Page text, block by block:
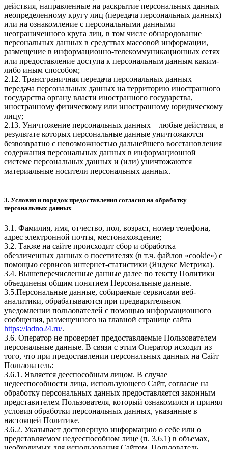
действия, направленные на раскрытие персональных данных
неопределенному кругу лиц (передача персональных данных)
или на ознакомление с персональными данными
неограниченного круга лиц, в том числе обнародование
персональных данных в средствах массовой информации,
размещение в информационно-телекоммуникационных сетях
или предоставление доступа к персональным данным каким-
либо иным способом;
2.12. Трансграничная передача персональных данных –
передача персональных данных на территорию иностранного
государства органу власти иностранного государства,
иностранному физическому или иностранному юридическому
лицу;
2.13. Уничтожение персональных данных – любые действия, в
результате которых персональные данные уничтожаются
безвозвратно с невозможностью дальнейшего восстановления
содержания персональных данных в информационной
системе персональных данных и (или) уничтожаются
материальные носители персональных данных.
3. Условия и порядок предоставления согласия на обработку
персональных данных
3.1. Фамилия, имя, отчество, пол, возраст, номер телефона,
адрес электронной почты, местонахождение;
3.2. Также на сайте происходит сбор и обработка
обезличенных данных о посетителях (в т.ч. файлов «cookie») с
помощью сервисов интернет-статистики (Яндекс Метрика).
3.4. Вышеперечисленные данные далее по тексту Политики
объединены общим понятием Персональные данные.
3.5.Персональные данные, собираемые сервисами веб-
аналитики, обрабатываются при предварительном
уведомлении пользователей с помощью информационного
сообщения, размещенного на главной странице сайта
https://ladno24.ru/.
3.6. Оператор не проверяет предоставляемые Пользователем
персональные данные. В связи с этим Оператор исходит из
того, что при предоставлении персональных данных на Сайт
Пользователь:
3.6.1. Является дееспособным лицом. В случае
недееспособности лица, использующего Сайт, согласие на
обработку персональных данных предоставляется законным
представителем Пользователя, который ознакомился и принял
условия обработки персональных данных, указанные в
настоящей Политике.
3.6.2. Указывает достоверную информацию о себе или о
представляемом недееспособном лице (п. 3.6.1) в объемах,